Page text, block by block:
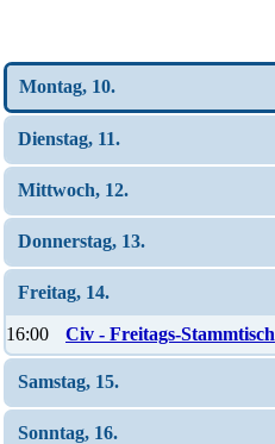
Montag, 10.
Dienstag, 11.
Mittwoch, 12.
Donnerstag, 13.
Freitag, 14.
16:00 Civ - Freitags-Stammtisch
Samstag, 15.
Sonntag, 16.